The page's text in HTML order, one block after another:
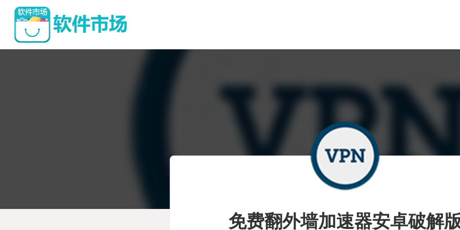
免费翻外墙加速器安卓破解